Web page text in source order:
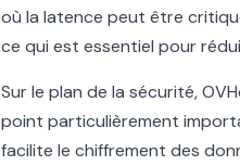
où la latence peut être
ce qui est essentiel pour
Sur le plan de la sécurité,
point particulièrement
facilite le chiffrement des